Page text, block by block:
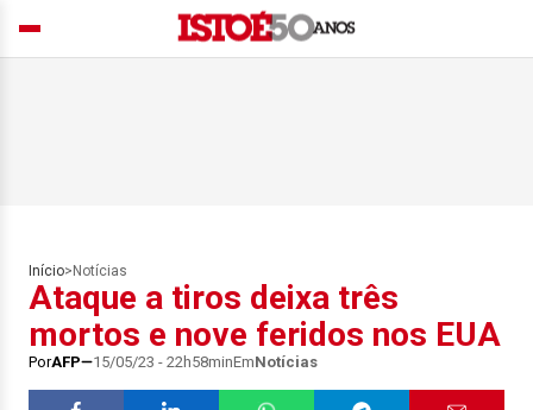
Início> Notícias
Ataque a tiros deixa três
mortos e nove feridos nos EUA
PorAFP 15/05/23 - 22h58minEmNotícias